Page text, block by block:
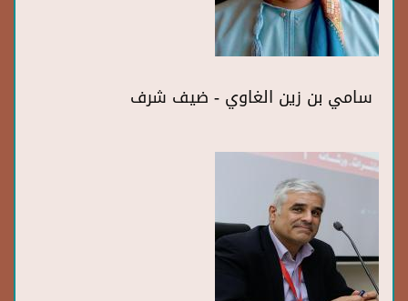
سامي بن زين الغاوي - ضيف شرف